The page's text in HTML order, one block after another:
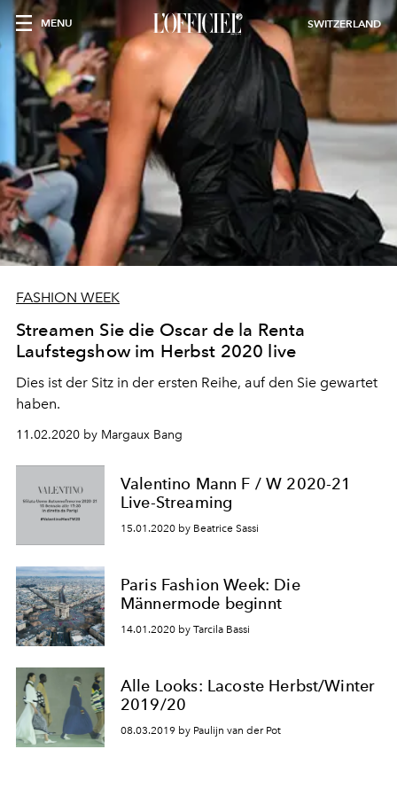
MENU SWITZERLAND
FASHION WEEK
Streamen Sie die Oscar de la Renta
Laufstegshow im Herbst 2020 live
Dies ist der Sitz in der ersten Reihe, auf den Sie gewartet
haben.
11.02.2020 by Margaux Bang
Valentino Mann F / W 2020-21
Live-Streaming
15.01.2020 by Beatrice Sassi
Paris Fashion Week: Die
Männermode beginnt
14.01.2020 by Tarcila Bassi
Alle Looks: Lacoste Herbst/Winter
2019/20
08.03.2019 by Paulijn van der Pot